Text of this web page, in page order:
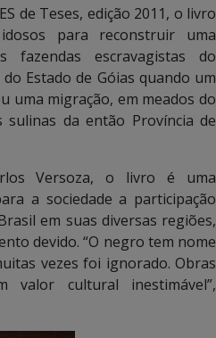
de Teses, edição 2011, o livro
para reconstruir uma
fazendas escravagistas do
Estado de Góias quando um
uma migração, em meados do
da então Província de
Versoza, o livro é uma
a sociedade a participação
em suas diversas regiões,
devido. “O negro tem nome
vezes foi ignorado. Obras
valor cultural inestimável”,